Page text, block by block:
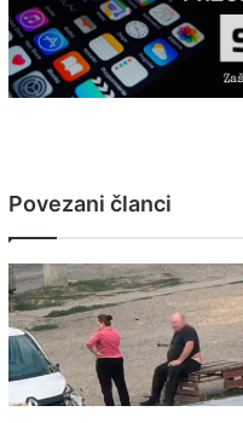
Povezani članci